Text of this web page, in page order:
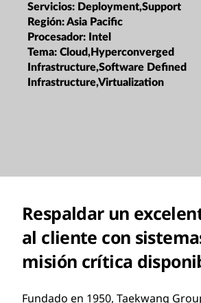
Servicios: Deployment,Support
Región:Asia Pacific
Procesador: Intel
Tema: Cloud,Hyperconverged
Infrastructure,Software Defined
Infrastructure,Virtualization
Respaldar un
al cliente con
misión crítica
Fundado en 1950, Taekwang